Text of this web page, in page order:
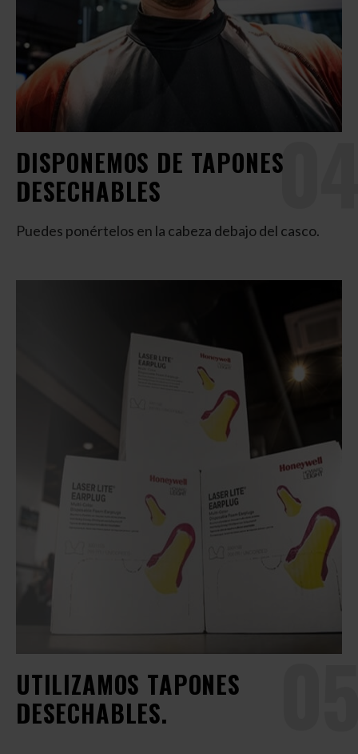
04
DISPONEMOS DE TAPONES
DESECHABLES
Puedes ponértelos en la cabeza debajo del casco.
05
UTILIZAMOS TAPONES
DESECHABLES.